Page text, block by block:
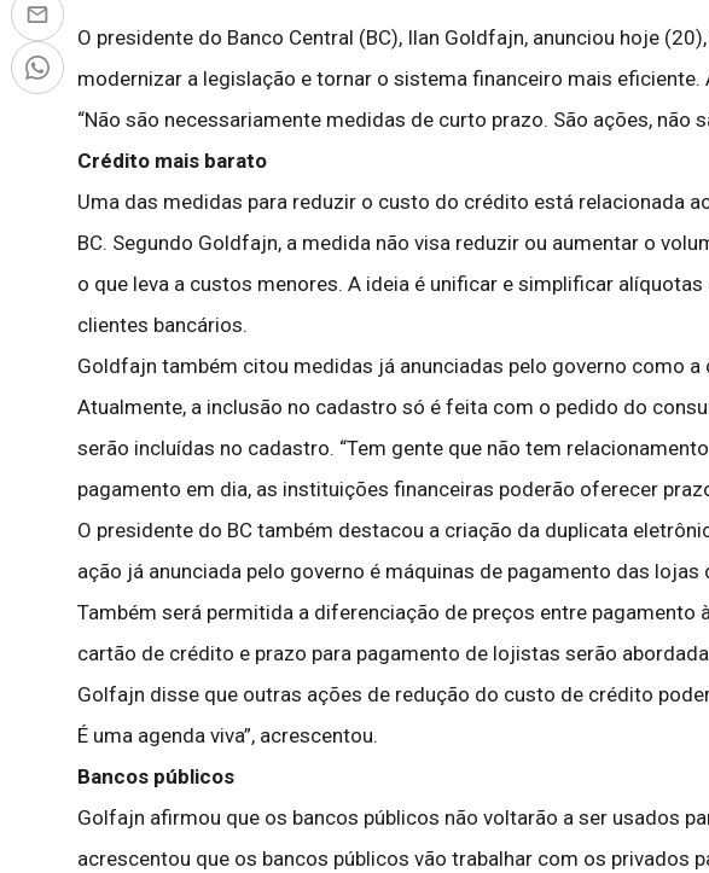
O presidente do Banco Central (BC), Ilan Goldfajn, anunciou hoje
modernizar a legislação e tornar o sistema financeiro mais
“Não são necessariamente medidas de curto prazo. São ações,
Crédito mais barato
Uma das medidas para reduzir o custo do crédito está relacionada
BC. Segundo Goldfajn, a medida não visa reduzir ou aumentar o
o que leva a custos menores. A ideia é unificar e simplificar
clientes bancários.
Goldfajn também citou medidas já anunciadas pelo governo como
Atualmente, a inclusão no cadastro só é feita com o pedido do
serão incluídas no cadastro. “Tem gente que não tem
pagamento em dia, as instituições financeiras poderão oferecer
O presidente do BC também destacou a criação da duplicata
ação já anunciada pelo governo é máquinas de pagamento das
Também será permitida a diferenciação de preços entre
cartão de crédito e prazo para pagamento de lojistas serão
Golfajn disse que outras ações de redução do custo de crédito
É uma agenda viva”, acrescentou.
Bancos públicos
Golfajn afirmou que os bancos públicos não voltarão a ser usados
acrescentou que os bancos públicos vão trabalhar com os